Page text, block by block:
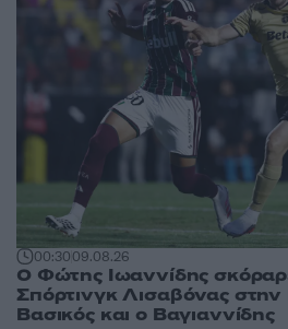
00:3009.08.26
Ο Φώτης Ιωαννίδης
Σπόρτινγκ Λισαβόνας
Βασικός και ο Βαγιαννίδης